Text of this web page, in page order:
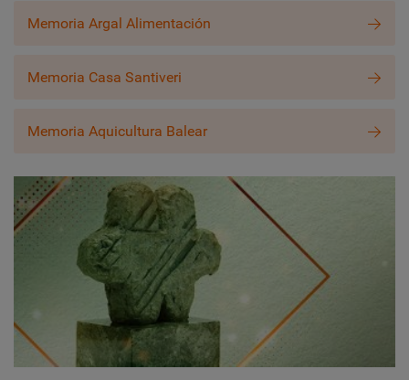
Memoria Argal Alimentación
Memoria Casa Santiveri
Memoria Aquicultura Balear